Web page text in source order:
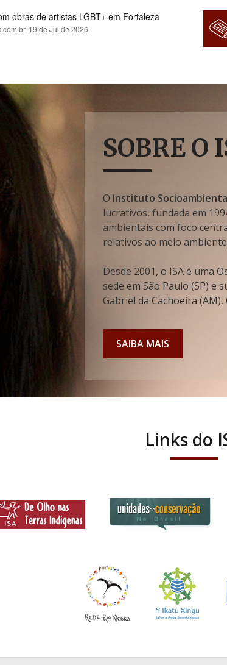
obras de artistas LGBT+ em Fortaleza
19 de Jul de 2026
SOBRE O
O Instituto
lucrativos, fundada em
ambientais com foco
relativos ao meio
Desde 2001, o ISA é uma
sede em São Paulo (SP) e
Gabriel da Cachoeira
SAIBA MAIS
Links do